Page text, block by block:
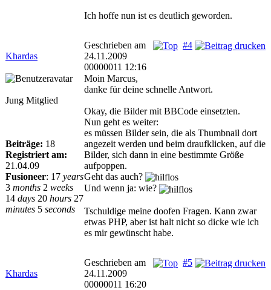
Ich hoffe nun ist es deutlich geworden.
Khardas
#4
Geschrieben am
24.11.2009
00000011 12:16
Jung Mitglied
Beiträge: 18
Registriert am:
21.04.09
Fusioneer: 17 years
3 months 2 weeks
14 days 20 hours 27
minutes 5 seconds
Moin Marcus,
danke für deine schnelle Antwort.
Okay, die Bilder mit BBCode einsetzten.
Nun geht es weiter:
es müssen Bilder sein, die als Thumbnail dort
angezeit werden und beim draufklicken, auf die
Bilder, sich dann in eine bestimmte Größe
aufpoppen.
Geht das auch?
Und wenn ja: wie?
Tschuldige meine doofen Fragen. Kann zwar
etwas PHP, aber ist halt nicht so dicke wie ich
es mir gewünscht habe.
Khardas
#5
Geschrieben am
24.11.2009
00000011 16:20